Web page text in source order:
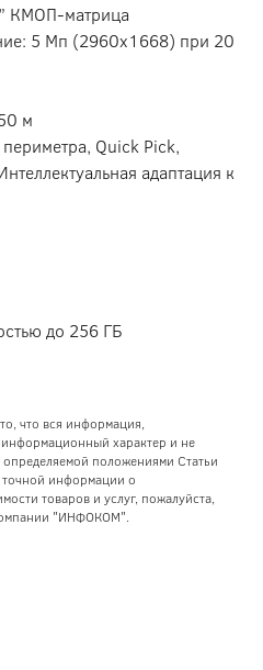
КМОП-матрица
5 Мп (2960x1668) при 20
м
Quick Pick,
адаптация к
до 256 ГБ
что вся информация,
характер и не
положениями Статьи
информации о
товаров и услуг, пожалуйста,
"ИНФОКОМ".